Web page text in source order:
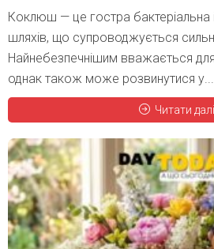
Коклюш — це гостра бактеріальна
шляхів, що супроводжується
Найнебезпечнішим вважається для
однак також може розвинутися у...
Читати далі